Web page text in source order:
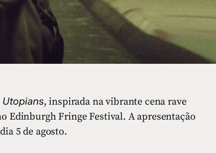
Utopians, inspirada na vibrante cena rave
Edinburgh Fringe Festival. A apresentação
5 de agosto.